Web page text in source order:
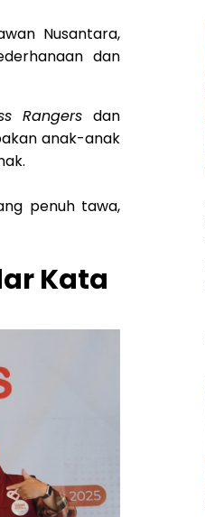
Nusantara,
dan
Rangers dan
anak-anak
penuh tawa,
Kata